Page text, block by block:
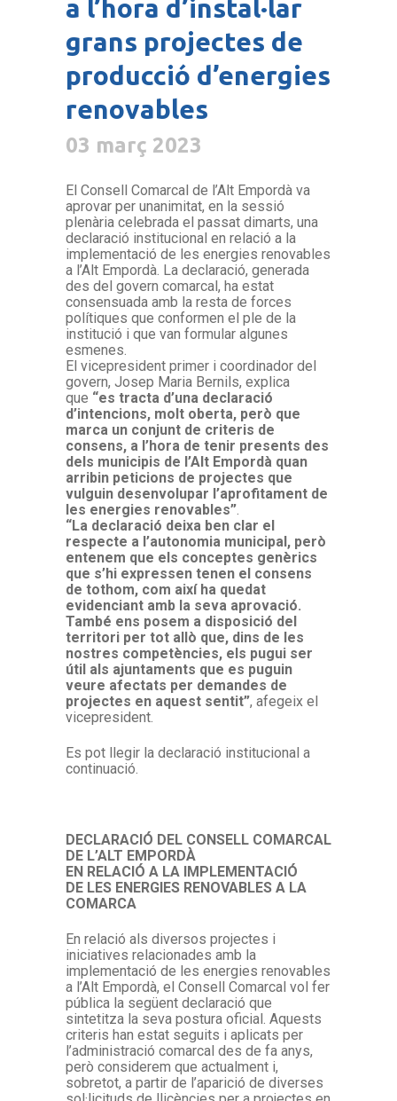
a l’hora d’instal·lar
grans projectes de
producció d’energies
renovables
03 març 2023
El Consell Comarcal de l’Alt Empordà va
aprovar per unanimitat, en la sessió
plenària celebrada el passat dimarts, una
declaració institucional en relació a la
implementació de les energies renovables
a l’Alt Empordà. La declaració, generada
des del govern comarcal, ha estat
consensuada amb la resta de forces
polítiques que conformen el ple de la
institució i que van formular algunes
esmenes.
El vicepresident primer i coordinador del
govern, Josep Maria Bernils, explica
que “es tracta d’una declaració
d’intencions, molt oberta, però que
marca un conjunt de criteris de
consens, a l’hora de tenir presents des
dels municipis de l’Alt Empordà quan
arribin peticions de projectes que
vulguin desenvolupar l’aprofitament de
les energies renovables”
“La declaració deixa ben clar el
respecte a l’autonomia municipal, però
entenem que els conceptes genèrics
que s’hi expressen tenen el consens
de tothom, com així ha quedat
evidenciant amb la seva aprovació.
També ens posem a disposició del
territori per tot allò que, dins de les
nostres competències, els pugui ser
útil als ajuntaments que es puguin
veure afectats per demandes de
projectes en aquest sentit”, afegeix el
vicepresident.
Es pot llegir la declaració institucional a
continuació.
DECLARACIÓ DEL CONSELL COMARCAL
DE L’ALT EMPORDÀ
EN RELACIÓ A LA IMPLEMENTACIÓ
DE LES ENERGIES RENOVABLES A LA
COMARCA
En relació als diversos projectes i
iniciatives relacionades amb la
implementació de les energies renovables
a l’Alt Empordà, el Consell Comarcal vol fer
pública la següent declaració que
sintetitza la seva postura oficial. Aquests
criteris han estat seguits i aplicats per
l’administració comarcal des de fa anys,
però considerem que actualment i,
sobretot, a partir de l’aparició de diverses